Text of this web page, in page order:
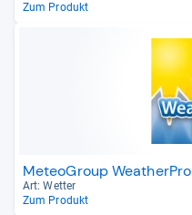
Zum Produkt
MeteoGroup WeatherPro
Art: Wet­ter
Zum Produkt